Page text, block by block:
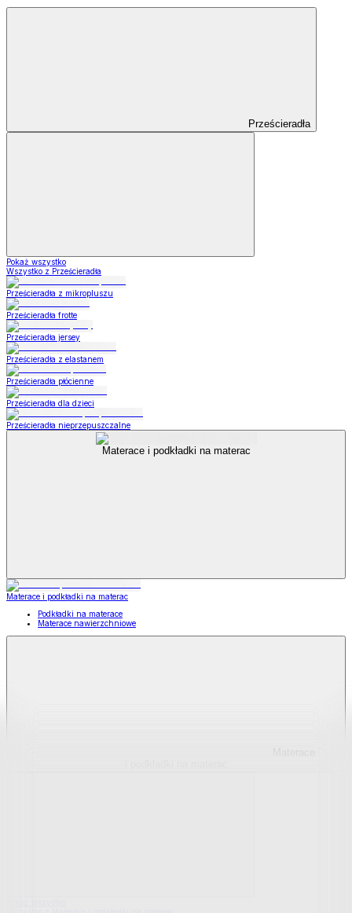
Prześcieradła
Pokaż wszystko
Wszystko z Prześcieradła
Prześcieradła z mikropluszu
Prześcieradła frotte
Prześcieradła jersey
Prześcieradła z elastanem
Prześcieradła płócienne
Prześcieradła dla dzieci
Prześcieradła nieprzepuszczalne
Materace i podkładki na materac
Materace i podkładki na materac
Podkładki na materace
Materace nawierzchniowe